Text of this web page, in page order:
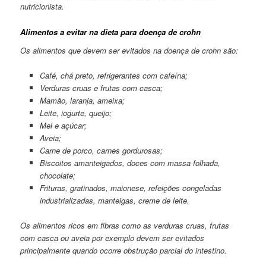
nutricionista.
Alimentos a evitar na dieta para doença de crohn
Os alimentos que devem ser evitados na doença de crohn são:
Café, chá preto, refrigerantes com cafeína;
Verduras cruas e frutas com casca;
Mamão, laranja, ameixa;
Leite, iogurte, queijo;
Mel e açúcar;
Aveia;
Carne de porco, carnes gordurosas;
Biscoitos amanteigados, doces com massa folhada,
chocolate;
Frituras, gratinados, maionese, refeições congeladas
industrializadas, manteigas, creme de leite.
Os alimentos ricos em fibras como as verduras cruas, frutas
com casca ou aveia por exemplo devem ser evitados
principalmente quando ocorre obstrução parcial do intestino.